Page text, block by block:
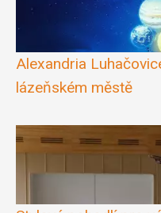
Alexandria
lázeňském městě